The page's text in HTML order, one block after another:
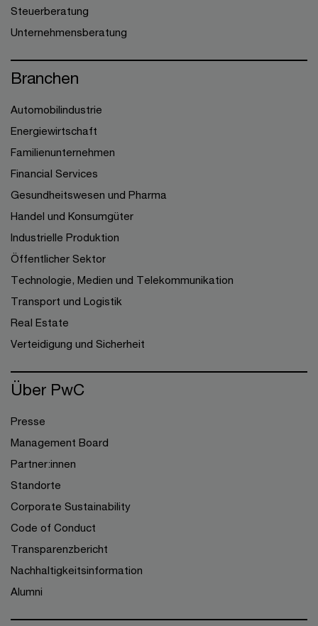
Steuerberatung
Unternehmensberatung
Branchen
Automobilindustrie
Energiewirtschaft
Familienunternehmen
Financial Services
Gesundheitswesen und Pharma
Handel und Konsumgüter
Industrielle Produktion
Öffentlicher Sektor
Technologie, Medien und Telekommunikation
Transport und Logistik
Real Estate
Verteidigung und Sicherheit
Über PwC
Presse
Management Board
Partner:innen
Standorte
Corporate Sustainability
Code of Conduct
Transparenzbericht
Nachhaltigkeitsinformation
Alumni